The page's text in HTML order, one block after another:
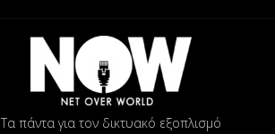
Τα πάντα για τον δικτυακό εξοπλισμό